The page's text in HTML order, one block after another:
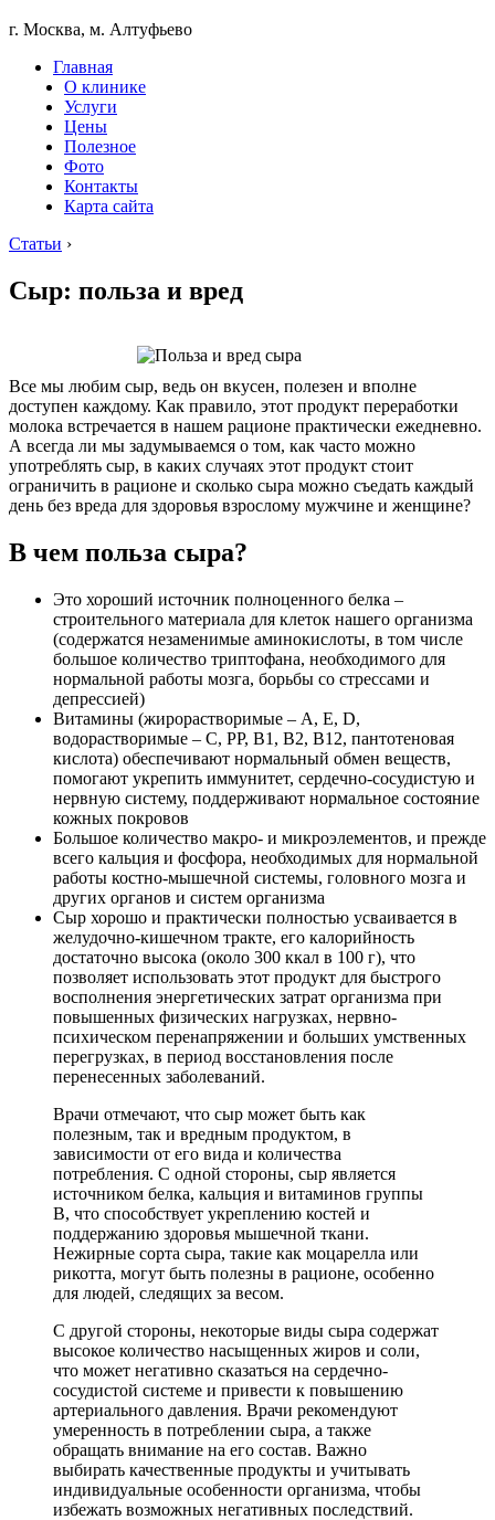
г. Москва, м. Алтуфьево
Главная
О клинике
Услуги
Цены
Полезное
Фото
Контакты
Карта сайта
Статьи ›
Сыр: польза и вред
Все мы любим сыр, ведь он вкусен, полезен и вполне
доступен каждому. Как правило, этот продукт переработки
молока встречается в нашем рационе практически ежедневно.
А всегда ли мы задумываемся о том, как часто можно
употреблять сыр, в каких случаях этот продукт стоит
ограничить в рационе и сколько сыра можно съедать каждый
день без вреда для здоровья взрослому мужчине и женщине?
В чем польза сыра?
Это хороший источник полноценного белка –
строительного материала для клеток нашего организма
(содержатся незаменимые аминокислоты, в том числе
большое количество триптофана, необходимого для
нормальной работы мозга, борьбы со стрессами и
депрессией)
Витамины (жирорастворимые – A, E, D,
водорастворимые – C, PP, B1, B2, B12, пантотеновая
кислота) обеспечивают нормальный обмен веществ,
помогают укрепить иммунитет, сердечно-сосудистую и
нервную систему, поддерживают нормальное состояние
кожных покровов
Большое количество макро- и микроэлементов, и прежде
всего кальция и фосфора, необходимых для нормальной
работы костно-мышечной системы, головного мозга и
других органов и систем организма
Сыр хорошо и практически полностью усваивается в
желудочно-кишечном тракте, его калорийность
достаточно высока (около 300 ккал в 100 г), что
позволяет использовать этот продукт для быстрого
восполнения энергетических затрат организма при
повышенных физических нагрузках, нервно-
психическом перенапряжении и больших умственных
перегрузках, в период восстановления после
перенесенных заболеваний.
Врачи отмечают, что сыр может быть как
полезным, так и вредным продуктом, в
зависимости от его вида и количества
потребления. С одной стороны, сыр является
источником белка, кальция и витаминов группы
B, что способствует укреплению костей и
поддержанию здоровья мышечной ткани.
Нежирные сорта сыра, такие как моцарелла или
рикотта, могут быть полезны в рационе, особенно
для людей, следящих за весом.
С другой стороны, некоторые виды сыра содержат
высокое количество насыщенных жиров и соли,
что может негативно сказаться на сердечно-
сосудистой системе и привести к повышению
артериального давления. Врачи рекомендуют
умеренность в потреблении сыра, а также
обращать внимание на его состав. Важно
выбирать качественные продукты и учитывать
индивидуальные особенности организма, чтобы
избежать возможных негативных последствий.